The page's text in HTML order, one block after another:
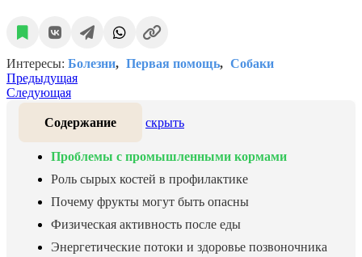
Интересы: Болезни Первая помощь
Собаки
Предыдущая
Следующая
Содержание скрыть
Проблемы с промышленными кормами
Роль сырых костей в профилактике
Почему фрукты могут быть опасны
Физическая активность после еды
Энергетические потоки и здоровье позвоночника